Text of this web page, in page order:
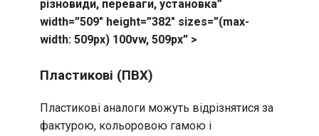
різновиди, переваги, установка”
width=”509″ height=”382″ sizes=”(max-
width: 509px) 100vw, 509px” >
Пластикові (ПВХ)
Пластикові аналоги можуть відрізнятися за
фактурою, кольоровою гамою і